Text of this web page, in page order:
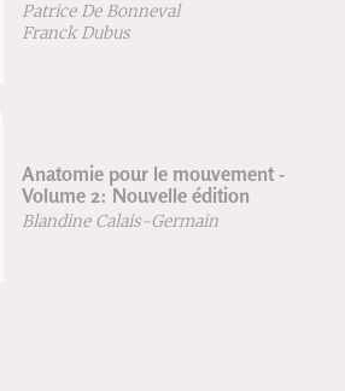
Patrice De Bonneval
Franck Dubus
Anatomie pour le mouvement -
Volume 2: Nouvelle édition
Blandine Calais-Germain